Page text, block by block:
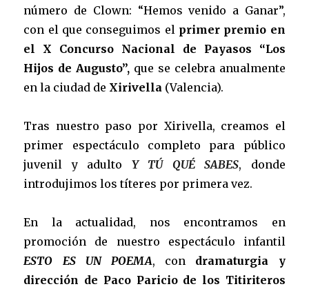
número de Clown: “Hemos venido a Ganar”,
con el que conseguimos el primer premio en
el X Concurso Nacional de Payasos “Los
Hijos de Augusto”, que se celebra anualmente
en la ciudad de Xirivella (Valencia).
Tras nuestro paso por Xirivella, creamos el
primer espectáculo completo para público
juvenil y adulto Y TÚ QUÉ SABES, donde
introdujimos los títeres por primera vez.
En la actualidad, nos encontramos en
promoción de nuestro espectáculo infantil
ESTO ES UN POEMA, con dramaturgia y
dirección de Paco Paricio de los Titiriteros